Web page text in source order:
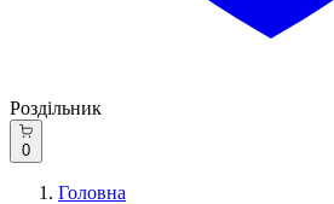
Роздільник
0
Головна